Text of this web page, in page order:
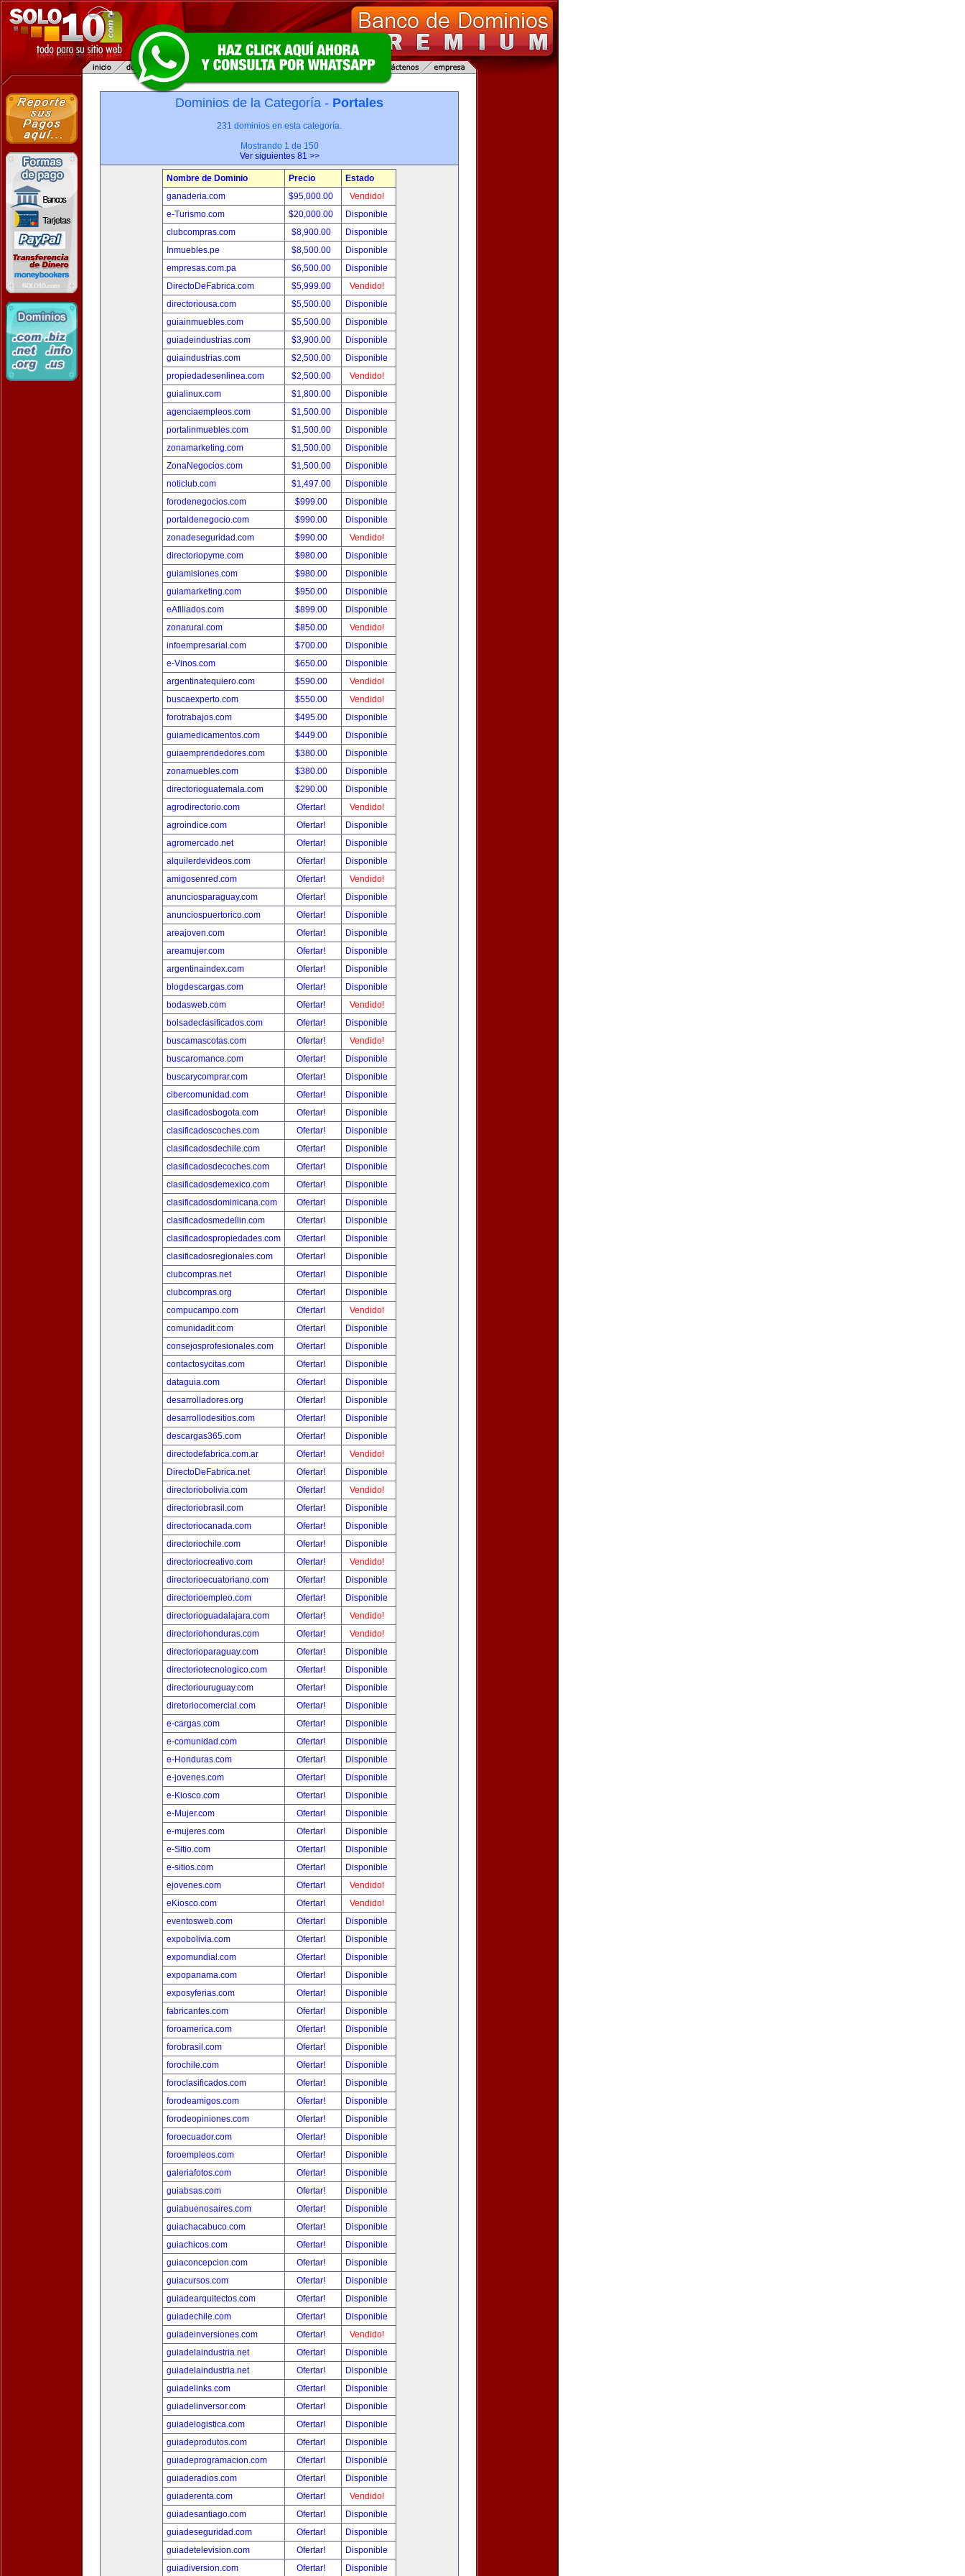
Dominios de la Categoría - Portales
231 dominios en esta categoría.
Mostrando 1 de 150
Ver siguientes 81 >>
Nombre de Dominio Precio
Estado
ganaderia.com
$95,000.00
Vendido!
e-Turismo.com
$20,000.00
Disponible
clubcompras.com
$8,900.00
Disponible
Inmuebles.pe
$8,500.00
Disponible
empresas.com.pa
$6,500.00
Disponible
DirectoDeFabrica.com
$5,999.00
Vendido!
directoriousa.com
$5,500.00
Disponible
guiainmuebles.com
$5,500.00
Disponible
guiadeindustrias.com
$3,900.00
Disponible
guiaindustrias.com
$2,500.00
Disponible
propiedadesenlinea.com
$2,500.00
Vendido!
guialinux.com
$1,800.00
Disponible
agenciaempleos.com
$1,500.00
Disponible
portalinmuebles.com
$1,500.00
Disponible
zonamarketing.com
$1,500.00
Disponible
ZonaNegocios.com
$1,500.00
Disponible
noticlub.com
$1,497.00
Disponible
forodenegocios.com
$999.00
Disponible
portaldenegocio.com
$990.00
Disponible
zonadeseguridad.com
$990.00
Vendido!
directoriopyme.com
$980.00
Disponible
guiamisiones.com
$980.00
Disponible
guiamarketing.com
$950.00
Disponible
eAfiliados.com
$899.00
Disponible
zonarural.com
$850.00
Vendido!
infoempresarial.com
$700.00
Disponible
e-Vinos.com
$650.00
Disponible
argentinatequiero.com
$590.00
Vendido!
buscaexperto.com
$550.00
Vendido!
forotrabajos.com
$495.00
Disponible
guiamedicamentos.com
$449.00
Disponible
guiaemprendedores.com
$380.00
Disponible
zonamuebles.com
$380.00
Disponible
directorioguatemala.com
$290.00
Disponible
agrodirectorio.com
Ofertar!
Vendido!
agroindice.com
Ofertar!
Disponible
agromercado.net
Ofertar!
Disponible
alquilerdevideos.com
Ofertar!
Disponible
amigosenred.com
Ofertar!
Vendido!
anunciosparaguay.com
Ofertar!
Disponible
anunciospuertorico.com
Ofertar!
Disponible
areajoven.com
Ofertar!
Disponible
areamujer.com
Ofertar!
Disponible
argentinaindex.com
Ofertar!
Disponible
blogdescargas.com
Ofertar!
Disponible
bodasweb.com
Ofertar!
Vendido!
bolsadeclasificados.com
Ofertar!
Disponible
buscamascotas.com
Ofertar!
Vendido!
buscaromance.com
Ofertar!
Disponible
buscarycomprar.com
Ofertar!
Disponible
cibercomunidad.com
Ofertar!
Disponible
clasificadosbogota.com
Ofertar!
Disponible
clasificadoscoches.com
Ofertar!
Disponible
clasificadosdechile.com
Ofertar!
Disponible
clasificadosdecoches.com
Ofertar!
Disponible
clasificadosdemexico.com
Ofertar!
Disponible
clasificadosdominicana.com
Ofertar!
Disponible
clasificadosmedellin.com
Ofertar!
Disponible
clasificadospropiedades.com
Ofertar!
Disponible
clasificadosregionales.com
Ofertar!
Disponible
clubcompras.net
Ofertar!
Disponible
clubcompras.org
Ofertar!
Disponible
compucampo.com
Ofertar!
Vendido!
comunidadit.com
Ofertar!
Disponible
consejosprofesionales.com
Ofertar!
Disponible
contactosycitas.com
Ofertar!
Disponible
dataguia.com
Ofertar!
Disponible
desarrolladores.org
Ofertar!
Disponible
desarrollodesitios.com
Ofertar!
Disponible
descargas365.com
Ofertar!
Disponible
directodefabrica.com.ar
Ofertar!
Vendido!
DirectoDeFabrica.net
Ofertar!
Disponible
directoriobolivia.com
Ofertar!
Vendido!
directoriobrasil.com
Ofertar!
Disponible
directoriocanada.com
Ofertar!
Disponible
directoriochile.com
Ofertar!
Disponible
directoriocreativo.com
Ofertar!
Vendido!
directorioecuatoriano.com
Ofertar!
Disponible
directorioempleo.com
Ofertar!
Disponible
directorioguadalajara.com
Ofertar!
Vendido!
directoriohonduras.com
Ofertar!
Vendido!
directorioparaguay.com
Ofertar!
Disponible
directoriotecnologico.com
Ofertar!
Disponible
directoriouruguay.com
Ofertar!
Disponible
diretoriocomercial.com
Ofertar!
Disponible
e-cargas.com
Ofertar!
Disponible
e-comunidad.com
Ofertar!
Disponible
e-Honduras.com
Ofertar!
Disponible
e-jovenes.com
Ofertar!
Disponible
e-Kiosco.com
Ofertar!
Disponible
e-Mujer.com
Ofertar!
Disponible
e-mujeres.com
Ofertar!
Disponible
e-Sitio.com
Ofertar!
Disponible
e-sitios.com
Ofertar!
Disponible
ejovenes.com
Ofertar!
Vendido!
eKiosco.com
Ofertar!
Vendido!
eventosweb.com
Ofertar!
Disponible
expobolivia.com
Ofertar!
Disponible
expomundial.com
Ofertar!
Disponible
expopanama.com
Ofertar!
Disponible
exposyferias.com
Ofertar!
Disponible
fabricantes.com
Ofertar!
Disponible
foroamerica.com
Ofertar!
Disponible
forobrasil.com
Ofertar!
Disponible
forochile.com
Ofertar!
Disponible
foroclasificados.com
Ofertar!
Disponible
forodeamigos.com
Ofertar!
Disponible
forodeopiniones.com
Ofertar!
Disponible
foroecuador.com
Ofertar!
Disponible
foroempleos.com
Ofertar!
Disponible
galeriafotos.com
Ofertar!
Disponible
guiabsas.com
Ofertar!
Disponible
guiabuenosaires.com
Ofertar!
Disponible
guiachacabuco.com
Ofertar!
Disponible
guiachicos.com
Ofertar!
Disponible
guiaconcepcion.com
Ofertar!
Disponible
guiacursos.com
Ofertar!
Disponible
guiadearquitectos.com
Ofertar!
Disponible
guiadechile.com
Ofertar!
Disponible
guiadeinversiones.com
Ofertar!
Vendido!
guiadelaindustria.net
Ofertar!
Disponible
guiadelaindustria.net
Ofertar!
Disponible
guiadelinks.com
Ofertar!
Disponible
guiadelinversor.com
Ofertar!
Disponible
guiadelogistica.com
Ofertar!
Disponible
guiadeprodutos.com
Ofertar!
Disponible
guiadeprogramacion.com
Ofertar!
Disponible
guiaderadios.com
Ofertar!
Disponible
guiaderenta.com
Ofertar!
Vendido!
guiadesantiago.com
Ofertar!
Disponible
guiadeseguridad.com
Ofertar!
Disponible
guiadetelevision.com
Ofertar!
Disponible
guiadiversion.com
Ofertar! Disponible